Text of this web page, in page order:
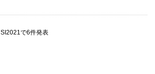
SI2021で6件発表